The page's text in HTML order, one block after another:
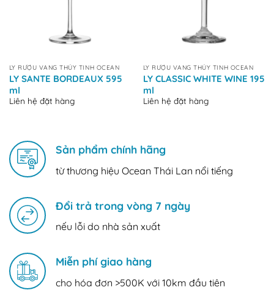
LY RƯỢU VANG THỦY TINH OCEAN
LY SANTE BORDEAUX 595
ml
Liên hệ đặt hàng
LY RƯỢU VANG THỦY TINH OCEAN
LY CLASSIC WHITE WINE 195
ml
Liên hệ đặt hàng
Sản phẩm chính hãng
từ thương hiệu Ocean Thái Lan nổi tiếng
Đổi trả trong vòng 7 ngày
nếu lỗi do nhà sản xuất
Miễn phí giao hàng
cho hóa đơn >500K với 10km đầu tiên